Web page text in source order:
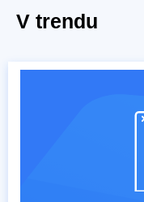
V trendu